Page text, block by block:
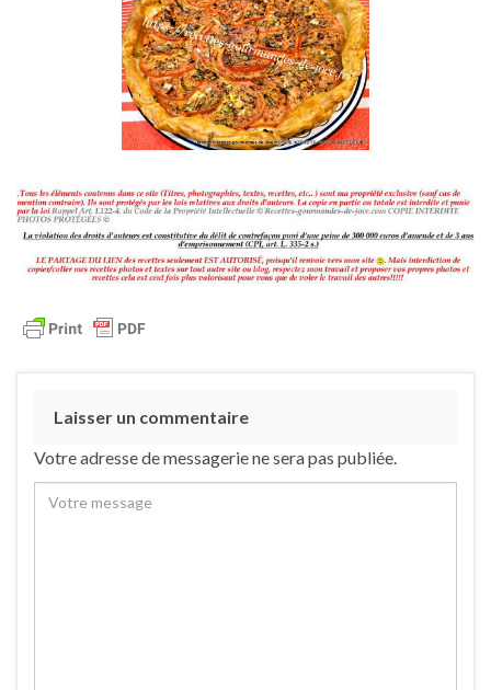
Laisser un commentaire
Votre adresse de messagerie ne sera pas publiée.